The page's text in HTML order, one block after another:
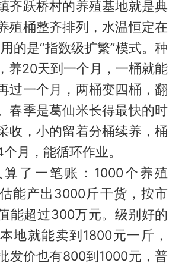
齐跃桥村的养殖基地就是典
殖桶整齐排列，水温恒定在
的是“指数级扩繁”模式。种
养20天到一个月，一桶就能
过一个月，两桶变四桶，翻
春季是葛仙米长得最快的时
收，小的留着分桶续养，桶
月，能循环作业。
了一笔账：1000个养殖
能产出3000斤干货，按市
能超过300万元。级别好的
地就能卖到1800元一斤，
发价也有800到1000元，普